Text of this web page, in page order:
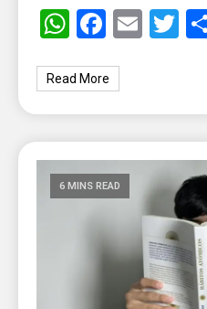
WhatsApp
Email
Read More
6 MINS READ